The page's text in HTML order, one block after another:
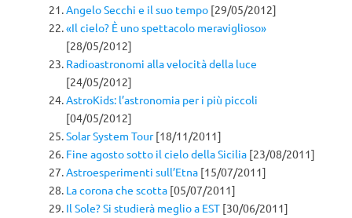
Angelo Secchi e il suo tempo [29/05/2012]
«Il cielo? È uno spettacolo meraviglioso»
[28/05/2012]
Radioastronomi alla velocità della luce
[24/05/2012]
AstroKids: l’astronomia per i più piccoli
[04/05/2012]
Solar System Tour[18/11/2011]
Fine agosto sotto il cielo della Sicilia [23/08/2011]
Astroesperimenti sull’Etna [15/07/2011]
La corona che scotta [05/07/2011]
Il Sole? Si studierà meglio a EST [30/06/2011]